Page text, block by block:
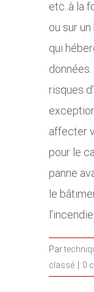
etc..à la
ou sur
qui
risques
affecter
pour le
panne
le
l’incendie.
Par
classé
0